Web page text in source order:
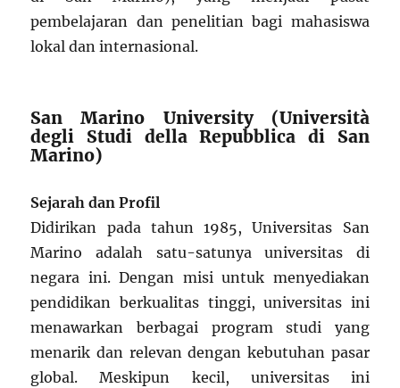
pembelajaran dan penelitian bagi mahasiswa
lokal dan internasional.
San Marino University (Università
degli Studi della Repubblica di San
Marino)
Sejarah dan Profil
Didirikan pada tahun 1985, Universitas San
Marino adalah satu-satunya universitas di
negara ini. Dengan misi untuk menyediakan
pendidikan berkualitas tinggi, universitas ini
menawarkan berbagai program studi yang
menarik dan relevan dengan kebutuhan pasar
global. Meskipun kecil, universitas ini